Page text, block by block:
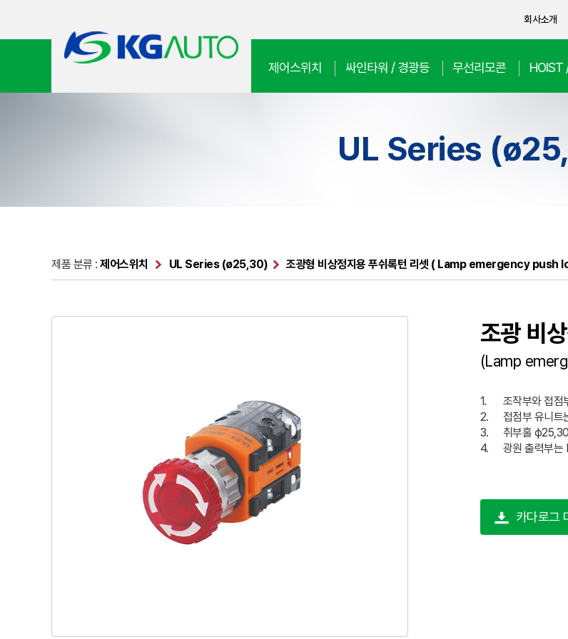
제어스위치 싸인타워 / 경광등 무선리모콘 HOIST
회사소개
UL Series
제품 분류 : 제어스위치 UL Series (ø25,30) 조광형 비상정지용 푸쉬록턴 리셋 ( Lamp emergency
조광 비
(Lamp
1.
조작부와 접점
2.
접점부 유니트
3.
취부홀
4.
광원 출력부는
카다로그